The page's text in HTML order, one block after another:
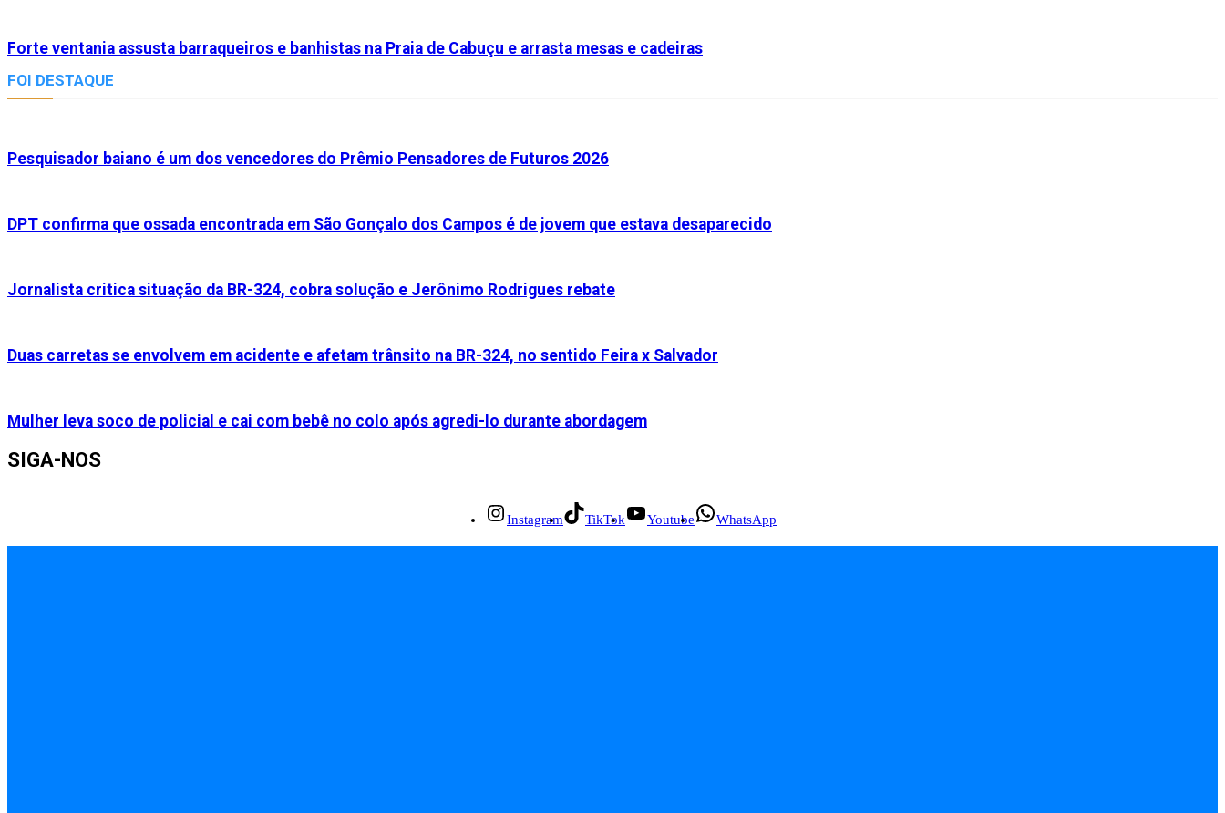
Forte ventania assusta barraqueiros e banhistas na Praia de Cabuçu e arrasta mesas e cadeiras
FOI DESTAQUE
Pesquisador baiano é um dos vencedores do Prêmio Pensadores de Futuros 2026
DPT confirma que ossada encontrada em São Gonçalo dos Campos é de jovem que estava desaparecido
Jornalista critica situação da BR-324, cobra solução e Jerônimo Rodrigues rebate
Duas carretas se envolvem em acidente e afetam trânsito na BR-324, no sentido Feira x Salvador
Mulher leva soco de policial e cai com bebê no colo após agredi-lo durante abordagem
SIGA-NOS
Instagram TikTok Youtube WhatsApp